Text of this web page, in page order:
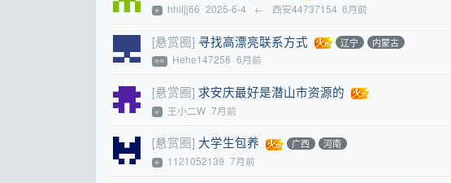
⭐ hhlljj66 2025-6-4 ← 西安44737154 6月前
[悬赏圈] 寻找高漂亮联系方式 辽宁 内蒙古
⭐⭐ Hehe147258 6月前
[悬赏圈] 求安庆最好是潜山市资源的
⭐ 王小二W 7月前
[悬赏圈] 大学生包养 广西 河南
⭐ 1121052139 7月前